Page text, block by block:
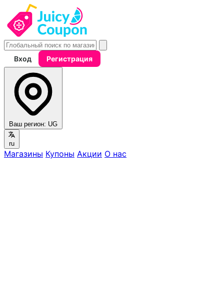
Вход Регистрация
Ваш регион: UG
ru
Магазины Купоны Акции О нас